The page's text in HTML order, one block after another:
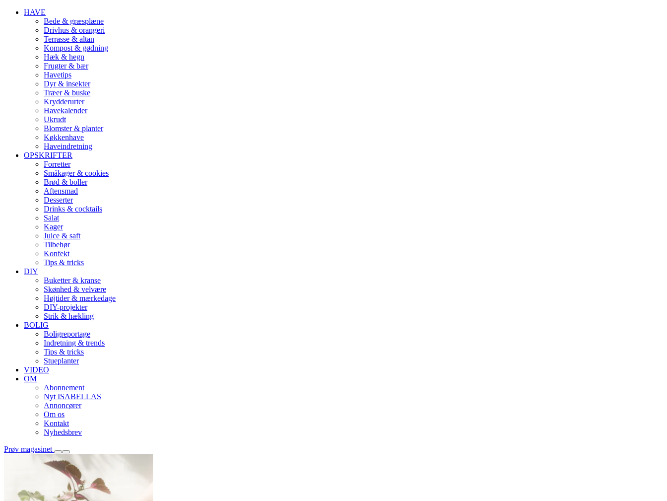
HAVE
Bede & græsplæne
Drivhus & orangeri
Terrasse & altan
Kompost & gødning
Hæk & hegn
Frugter & bær
Havetips
Dyr & insekter
Træer & buske
Krydderurter
Havekalender
Ukrudt
Blomster & planter
Køkkenhave
Haveindretning
OPSKRIFTER
Forretter
Småkager & cookies
Brød & boller
Aftensmad
Desserter
Drinks & cocktails
Salat
Kager
Juice & saft
Tilbehør
Konfekt
Tips & tricks
DIY
Buketter & kranse
Skønhed & velvære
Højtider & mærkedage
DIY-projekter
Strik & hækling
BOLIG
Boligreportage
Indretning & trends
Tips & tricks
Stueplanter
VIDEO
OM
Abonnement
Nyt ISABELLAS
Annoncører
Om os
Kontakt
Nyhedsbrev
Prøv magasinet